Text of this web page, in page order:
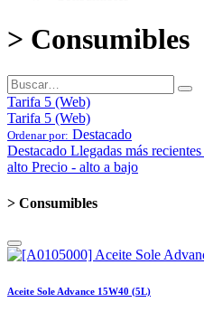
> Consumibles
Tarifa 5 (Web)
Tarifa 5 (Web)
Ordenar por: Destacado
Destacado Llegadas más recientes
alto Precio - alto a bajo
> Consumibles
Aceite Sole Advance 15W40 (5L)